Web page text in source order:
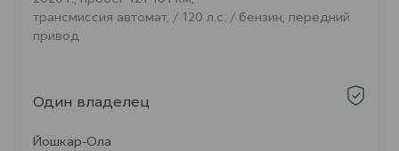
трансмиссия автомат, / 120 л.с. / бензин, передний
привод
Один владелец
Йошкар-Ола